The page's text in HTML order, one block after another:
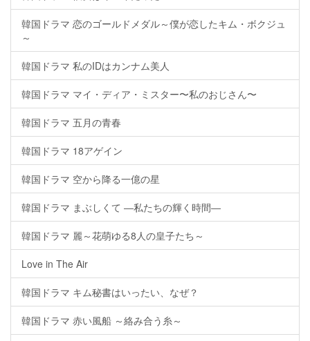
韓国ドラマ 恋のゴールドメダル～僕が恋したキム・ボクジュ
～
韓国ドラマ 私のIDはカンナム美人
韓国ドラマ マイ・ディア・ミスター〜私のおじさん〜
韓国ドラマ 五月の青春
韓国ドラマ 18アゲイン
韓国ドラマ 空から降る一億の星
韓国ドラマ まぶしくて ―私たちの輝く時間―
韓国ドラマ 麗～花萌ゆる8人の皇子たち～
Love in The Air
韓国ドラマ キム秘書はいったい、なぜ？
韓国ドラマ 赤い風船 ～絡み合う糸～